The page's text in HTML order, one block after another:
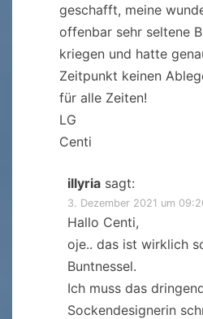
geschafft, meine
offenbar sehr seltene
kriegen und hatte
Zeitpunkt keinen
für alle Zeiten!
LG
Centi
illyria sagt:
3. Dezember 2021 um
Hallo Centi,
oje.. das ist wirklich
Buntnessel.
Ich muss das
Sockendesignerin